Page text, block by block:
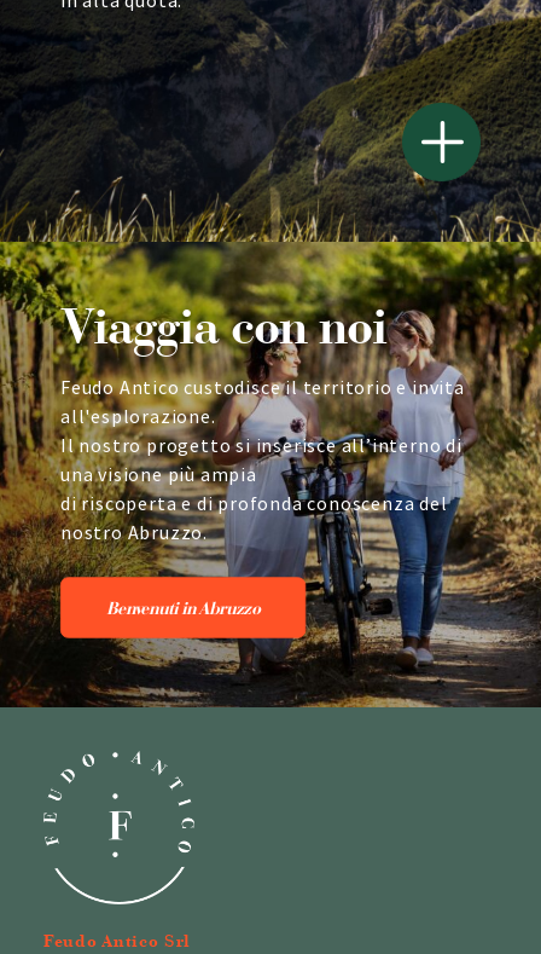
Viaggia con noi
Feudo Antico custodisce il territorio e invita
all'esplorazione.
Il nostro progetto si inserisce all’interno di
una visione più ampia
di riscoperta e di profonda conoscenza del
nostro Abruzzo.
Benvenuti in Abruzzo
Feudo Antico Srl